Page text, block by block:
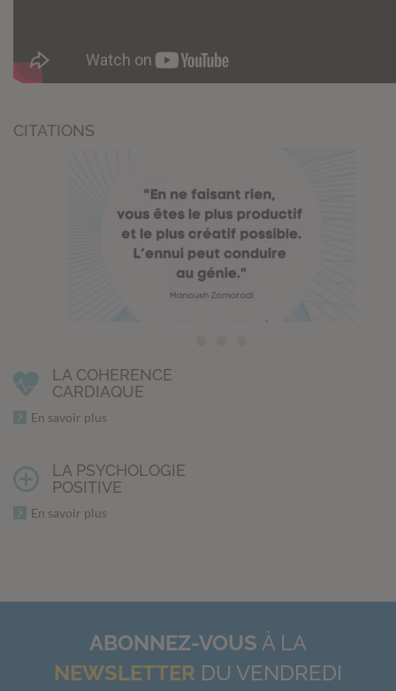
CITATIONS
LA COHERENCE
CARDIAQUE
En savoir plus
LA PSYCHOLOGIE
POSITIVE
En savoir plus
ABONNEZ-VOUS À LA
NEWSLETTER DU VENDREDI